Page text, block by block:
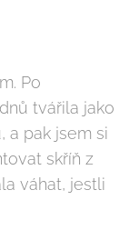
Po
tvářila jako
a pak jsem si
skříň z
váhat, jestli